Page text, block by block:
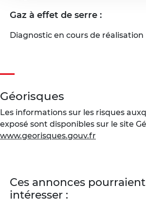
Gaz à effet de serre :
Diagnostic en cours de réalisation
Géorisques
Les informations sur les risques
exposé sont disponibles sur le site
www.georisques.gouv.fr
Ces annonces
intéresser :